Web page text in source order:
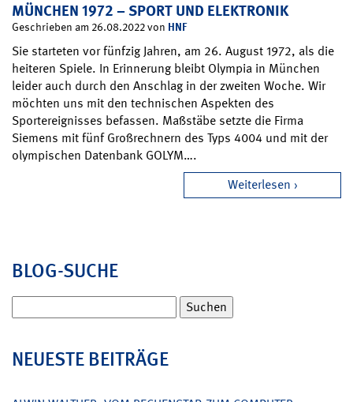
MÜNCHEN 1972 – SPORT UND ELEKTRONIK
Geschrieben am 26.08.2022 von HNF
Sie starteten vor fünfzig Jahren, am 26. August 1972, als die
heiteren Spiele. In Erinnerung bleibt Olympia in München
leider auch durch den Anschlag in der zweiten Woche. Wir
möchten uns mit den technischen Aspekten des
Sportereignisses befassen. Maßstäbe setzte die Firma
Siemens mit fünf Großrechnern des Typs 4004 und mit der
olympischen Datenbank GOLYM….
Weiterlesen
BLOG-SUCHE
nach:
NEUESTE BEITRÄGE